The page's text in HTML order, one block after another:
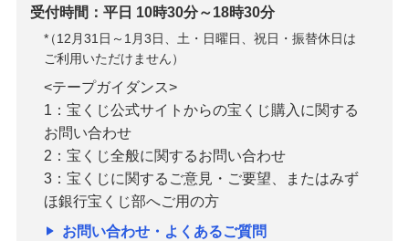
受付時間：平日 10時30分～18時30分
*
（12月31日～1月3日、土・日曜日、祝日・振替休日は
ご利用いただけません）
<テープガイダンス>
1：宝くじ公式サイトからの宝くじ購入に関する
お問い合わせ
2：宝くじ全般に関するお問い合わせ
3：宝くじに関するご意見・ご要望、またはみず
ほ銀行宝くじ部へご用の方
お問い合わせ・よくあるご質問